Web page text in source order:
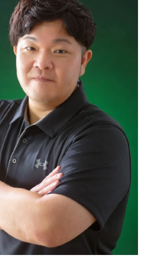
えた理由：参加者の生の声
つながりを感じた瞬間
たらすポジティブな影響
実感する心と体の変化
付く教室の魅力とは
い‼️介護予防リハビリ体操教室のプ
を融合したプログラムの魅力
グラム内容とその効果
修する安心の運動メニュー
ったペースで進めるプログラム
開発における理念と目指すもの
ントやワークショップの紹介
い‼️介護予防リハビリ体操教室で元
ツ🌸